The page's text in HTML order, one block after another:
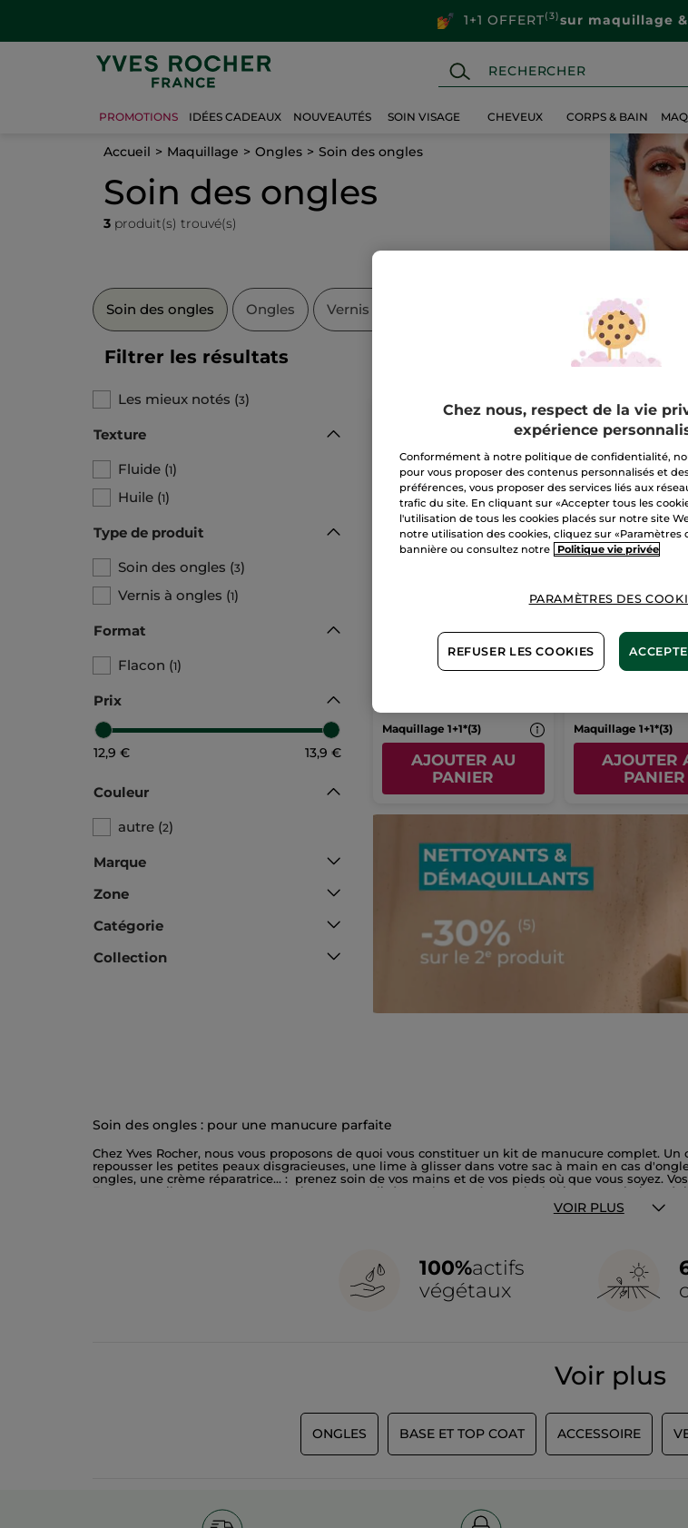
1+1 OFFERT(3)sur maquillage
PROMOTIONS IDÉES CADEAUX NOUVEAUTÉS SOIN VISAGE CHEVEUX CORPS & BAIN
Accueil Maquillage Ongles Soin des ongles
Soin des ongles
3 produit(s) trouvé(s)
Soin des ongles Ongles Vernis à ongles Dissolvant
Filtrer les résultats
Les mieux notés (3)
Texture
Fluide (1)
Huile (1)
Type de produit
Soin des ongles (3)
Vernis à ongles (1)
Format
Flacon (1)
Prix
12,9 € 13,9 €
Couleur
autre (2)
Marque
Zone
Catégorie
Collection
Flaconnette 5 ml
(498)
Maquillage 1+1*(3)
AJOUTER AU
PANIER
Elixir d'huile
Flaconnette 5 ml
Maquillage 1+1*(3)
AJOUTER
PANIER
Soin des ongles : pour une manucure parfaite
Chez Yves Rocher, nous vous proposons de quoi vous constituer un kit de manucure complet.
repousser les petites peaux disgracieuses, une lime à glisser dans votre sac à main en cas
ongles, une crème réparatrice... : prenez soin de vos mains et de vos pieds où que vous soyez.
Entretenus, ils apportent une touche personnalisée et glamour à votre look. Si vous souhaitez
matériel, notre bloc polissoir est l'allié qu'il vous faut. Quatre faces, autant d'étapes
des ongles encore plus beaux au naturel, laissez-vous tenter par notre élixir d'huile végétale. A
VOIR PLUS
100%actifs
végétaux
Voir plus
ONGLES BASE ET TOP COAT ACCESSOIRE
Chez nous, respect de la vie
expérience
Conformément à notre politique de confidentialité,
pour vous proposer des contenus personnalisés et
préférences, vous proposer des services liés aux
trafic du site. En cliquant sur «Accepter tous les
l'utilisation de tous les cookies placés sur notre site
notre utilisation des cookies, cliquez sur «Paramètres
bannière ou consultez notre
Politique vie privée
PARAMÈTRES DES
REFUSER LES COOKIES